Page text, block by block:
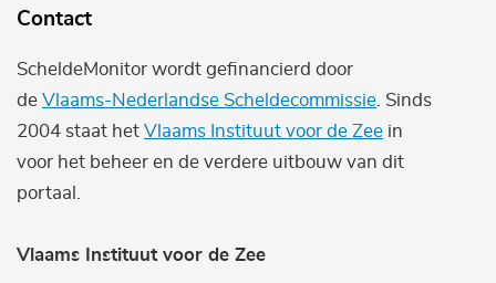
Contact
ScheldeMonitor wordt gefinancierd door
de Vlaams-Nederlandse Scheldecommissie . Sinds
2004 staat het Vlaams Instituut voor de Zee in
voor het beheer en de verdere uitbouw van dit
portaal.
Vlaams Instituut voor de Zee